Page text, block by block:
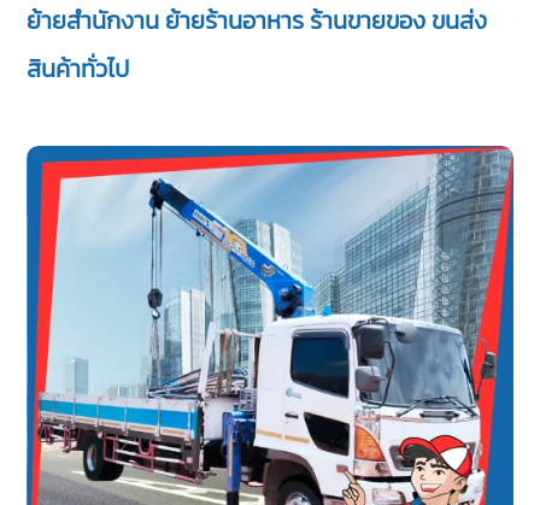
ย้ายสำนักงาน ย้ายร้านอาหาร ร้านขายของ ขนส่ง
สินค้าทั่วไป